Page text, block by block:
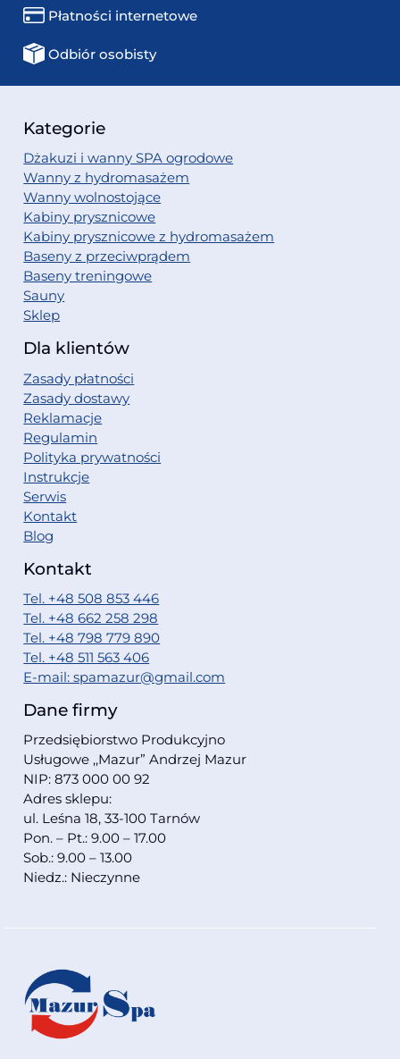
Płatności internetowe
Odbiór osobisty
Kategorie
Dżakuzi i wanny SPA ogrodowe
Wanny z hydromasażem
Wanny wolnostojące
Kabiny prysznicowe
Kabiny prysznicowe z hydromasażem
Baseny z przeciwprądem
Baseny treningowe
Sauny
Sklep
Dla klientów
Zasady płatności
Zasady dostawy
Reklamacje
Regulamin
Polityka prywatności
Instrukcje
Serwis
Kontakt
Blog
Kontakt
Tel. +48 508 853 446
Tel. +48 662 258 298
Tel. +48 798 779 890
Tel. +48 511 563 406
E-mail: spamazur@gmail.com
Dane firmy
Przedsiębiorstwo Produkcyjno
Usługowe ,,Mazur” Andrzej Mazur
NIP: 873 000 00 92
Adres sklepu:
ul. Leśna 18, 33-100 Tarnów
Pon. – Pt.: 9.00 – 17.00
Sob.: 9.00 – 13.00
Niedz.: Nieczynne